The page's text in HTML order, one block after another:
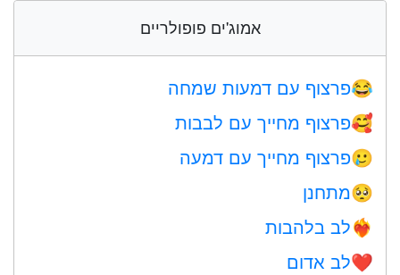
אמוג'ים פופולריים
😂פרצוף עם דמעות שמחה
🥰פרצוף מחייך עם לבבות
🥲פרצוף מחייך עם דמעה
🥺מתחנן
❤️‍🔥לב בלהבות
❤️לב אדום